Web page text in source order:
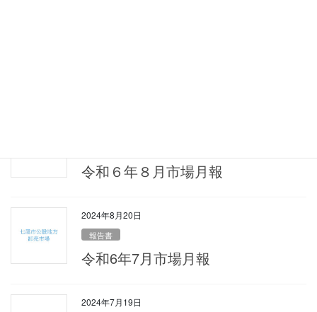
令和６年８月市場月報
2024年8月20日
報告書
令和6年7月市場月報
2024年7月19日